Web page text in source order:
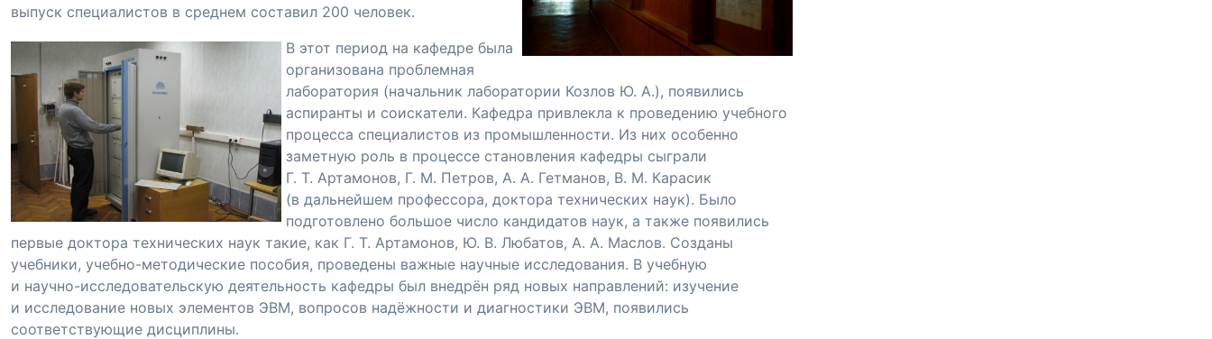
выпуск специалистов в среднем составил 200 человек.
В этот период на кафедре была
организована проблемная
лаборатория (начальник лаборатории Козлов Ю. А.), появились
аспиранты и соискатели. Кафедра привлекла к проведению учебного
процесса специалистов из промышленности. Из них особенно
заметную роль в процессе становления кафедры сыграли
Г. Т. Артамонов, Г. М. Петров, А. А. Гетманов, В. М. Карасик
(в дальнейшем профессора, доктора технических наук). Было
подготовлено большое число кандидатов наук, а также появились
первые доктора технических наук такие, как Г. Т. Артамонов, Ю. В. Любатов, А. А. Маслов. Созданы
учебники, учебно-методические пособия, проведены важные научные исследования. В учебную
и научно-исследовательскую деятельность кафедры был внедрён ряд новых направлений: изучение
и исследование новых элементов ЭВМ, вопросов надёжности и диагностики ЭВМ, появились
соответствующие дисциплины.